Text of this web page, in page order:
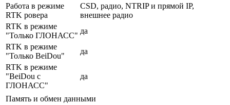
Работа в режиме
RTK ровера
CSD, радио, NTRIP и прямой IP,
внешнее радио
RTK в режиме
"Только ГЛОНАСС"
да
RTK в режиме
"Только BeiDou"
да
RTK в режиме
"BeiDou с
ГЛОНАСС"
да
Память и обмен данными